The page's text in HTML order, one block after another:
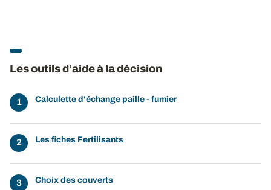
Les outils d’aide à la décision
Calculette d'échange paille - fumier
Les fiches Fertilisants
Choix des couverts